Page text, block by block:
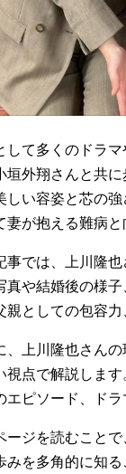
して多くのドラ
垣外翔さんと共
しい容姿と芯の
妻が抱える難病
事では、上川隆
真や結婚後の様
親としての包容
、上川隆也さん
視点で解説しま
エピソード、ド
ージを読むこと
みを多角的に知る